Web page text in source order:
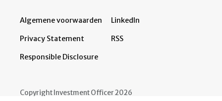
Algemene voorwaarden
Privacy Statement
Responsible Disclosure
LinkedIn
RSS
Copyright Investment Officer 2026